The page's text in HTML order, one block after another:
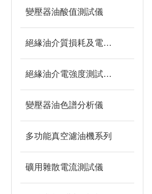
變壓器油酸值測試儀
絕緣油介質損耗及電阻率測試儀
絕緣油介電強度測試儀系列
變壓器油色譜分析儀
多功能真空濾油機系列
礦用雜散電流測試儀